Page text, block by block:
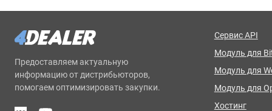
Предоставляем актуальную
информацию от дистрибьюторов,
помогаем оптимизировать закупки.
Сервис API
Модуль для
Модуль для
Модуль для
Хостинг